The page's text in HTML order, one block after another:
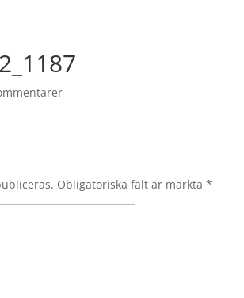
Obligatoriska fält är märkta*